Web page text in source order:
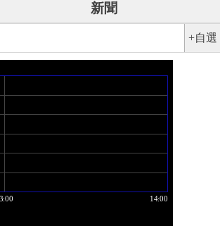
新聞
+自選